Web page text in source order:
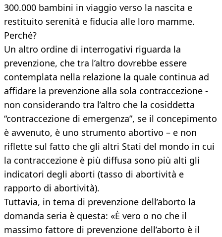
300.000 bambini in viaggio verso la nascita e
restituito serenità e fiducia alle loro mamme.
Perché?
Un altro ordine di interrogativi riguarda la
prevenzione, che tra l’altro dovrebbe essere
contemplata nella relazione la quale continua ad
affidare la prevenzione alla sola contraccezione -
non considerando tra l’altro che la cosiddetta
“contraccezione di emergenza”, se il concepimento
è avvenuto, è uno strumento abortivo – e non
riflette sul fatto che gli altri Stati del mondo in cui
la contraccezione è più diffusa sono più alti gli
indicatori degli aborti (tasso di abortività e
rapporto di abortività).
Tuttavia, in tema di prevenzione dell’aborto la
domanda seria è questa: «È vero o no che il
massimo fattore di prevenzione dell’aborto è il